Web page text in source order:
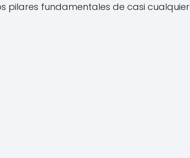
pilares fundamentales de casi cualquier